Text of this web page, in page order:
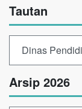
Tautan
Dinas
Arsip 2026